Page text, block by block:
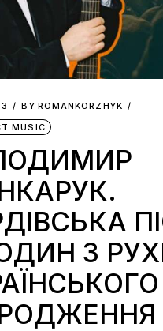
BY ROMANKORZHYK
З